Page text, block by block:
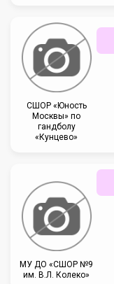
СШОР «Юность
Москвы» по
гандболу
«Кунцево»
МУ ДО «СШОР №9
им. В.Л. Колеко»